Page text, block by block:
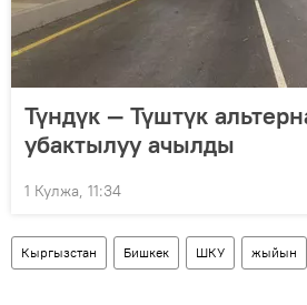
Түндүк — Түштүк
убактылуу ачылды
1 Кулжа, 11:34
Кыргызстан Бишкек ШКУ жыйын